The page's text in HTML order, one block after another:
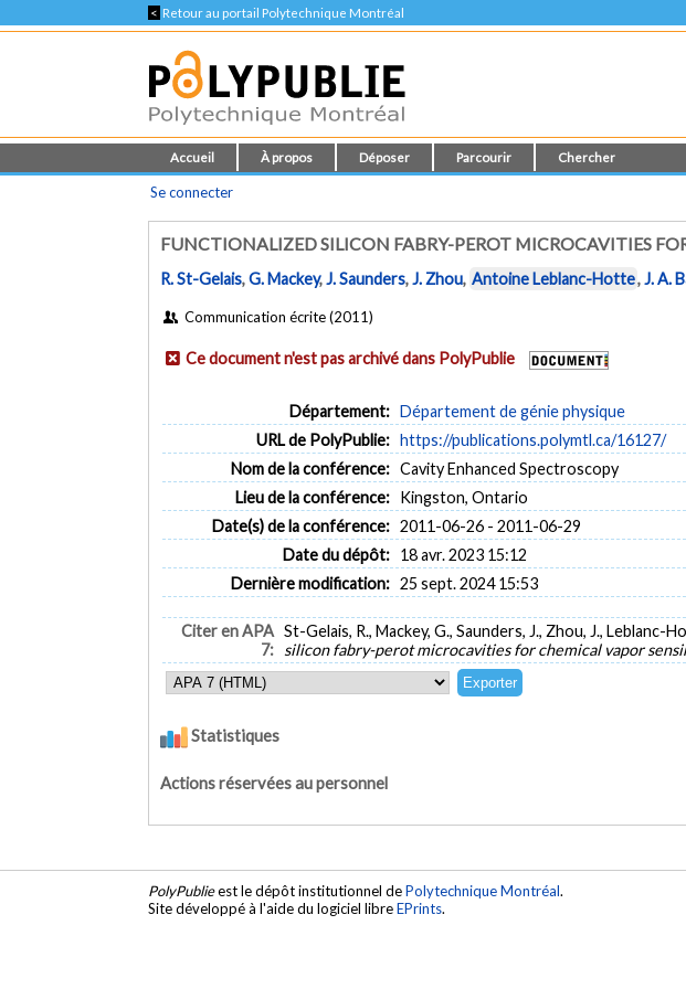
< Retour au portail Polytechnique Montréal
Accueil À propos Déposer Parcourir Chercher
Se connecter
FUNCTIONALIZED SILICON FABRY-PEROT MICROCAVITIES
R. St-Gelais,G. Mackey,J. Saunders,J. Zhou, Antoine Leblanc-Hotte,J. A.
Communication écrite (2011)
Ce document n'est pas archivé dans PolyPublie
Département: Département de génie physique
URL de PolyPublie: https://publications.polymtl.ca/16127/
Nom de la conférence: Cavity Enhanced Spectroscopy
Lieu de la conférence: Kingston, Ontario
Date(s) de la conférence: 2011-06-26 - 2011-06-29
Date du dépôt: 18 avr. 2023 15:12
Dernière modification: 25 sept. 2024 15:53
Citer en APA
7:
St-Gelais, R., Mackey, G., Saunders, J., Zhou, J., Leblanc-
silicon fabry-perot microcavities for chemical vapor
Statistiques
Actions réservées au personnel
PolyPublieest le dépôt institutionnel dePolytechnique Montréal.
Site développé à l'aide du logiciel libreEPrints.